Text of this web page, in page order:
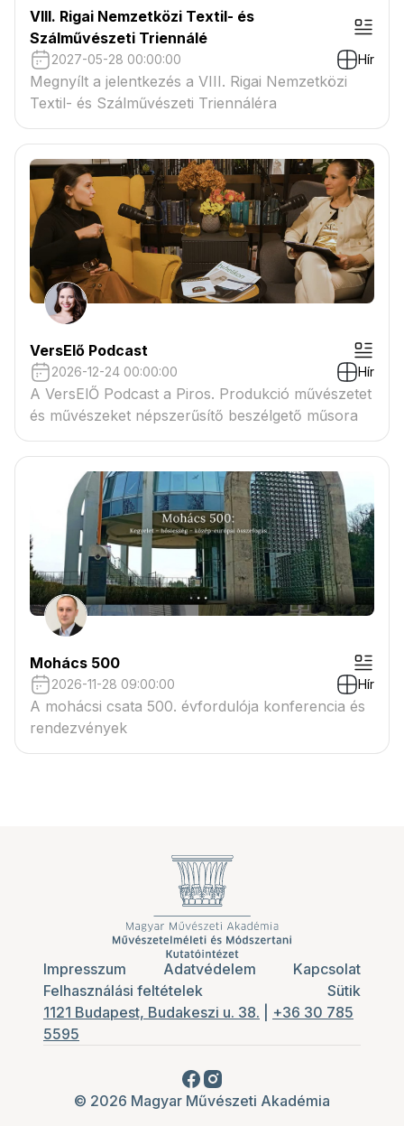
VIII. Rigai Nemzetközi Textil- és
Szálművészeti Triennálé
2027-05-28 00:00:00 Hír
Megnyílt a jelentkezés a VIII. Rigai Nemzetközi
Textil- és Szálművészeti Triennáléra
VersElő Podcast
2026-12-24 00:00:00 Hír
A VersElŐ Podcast a Piros. Produkció művészetet
és művészeket népszerűsítő beszélgető műsora
Mohács 500
2026-11-28 09:00:00 Hír
A mohácsi csata 500. évfordulója konferencia és
rendezvények
Impresszum Adatvédelem
Kapcsolat
Felhasználási feltételek
Sütik
1121 Budapest, Budakeszi u. 38.
+36 30 785
5595
© 2026 Magyar Művészeti Akadémia